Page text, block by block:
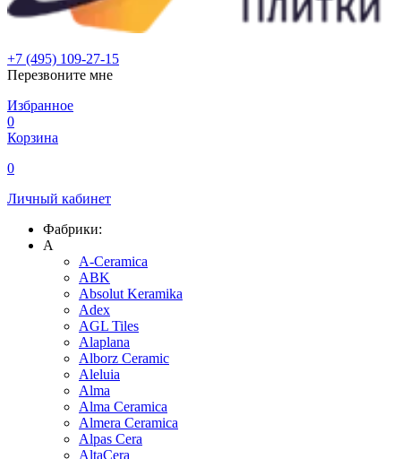
+7 (495) 109-27-15
Перезвоните мне
Избранное
0
Корзина
0
Личный кабинет
Фабрики:
A
A-Ceramica
ABK
Absolut Keramika
Adex
AGL Tiles
Alaplana
Alborz Ceramic
Aleluia
Alma
Alma Ceramica
Almera Ceramica
Alpas Cera
AltaCera